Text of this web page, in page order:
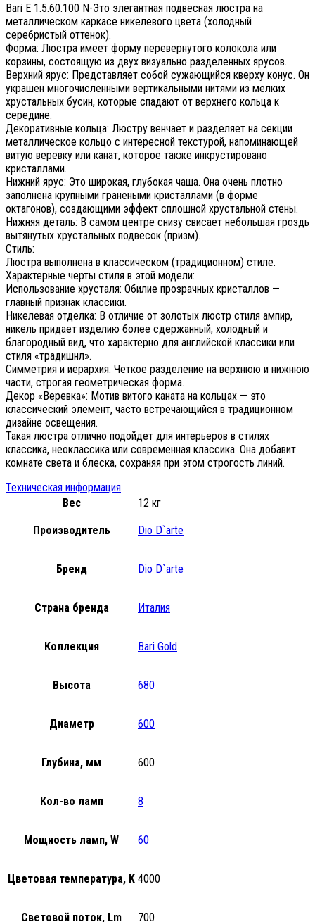
Bari E 1.5.60.100 N-Это элегантная подвесная люстра на
металлическом каркасе никелевого цвета (холодный
серебристый оттенок).
Форма: Люстра имеет форму перевернутого колокола или
корзины, состоящую из двух визуально разделенных ярусов.
Верхний ярус: Представляет собой сужающийся кверху конус. Он
украшен многочисленными вертикальными нитями из мелких
хрустальных бусин, которые спадают от верхнего кольца к
середине.
Декоративные кольца: Люстру венчает и разделяет на секции
металлическое кольцо с интересной текстурой, напоминающей
витую веревку или канат, которое также инкрустировано
кристаллами.
Нижний ярус: Это широкая, глубокая чаша. Она очень плотно
заполнена крупными гранеными кристаллами (в форме
октагонов), создающими эффект сплошной хрустальной стены.
Нижняя деталь: В самом центре снизу свисает небольшая гроздь
вытянутых хрустальных подвесок (призм).
Стиль:
Люстра выполнена в классическом (традиционном) стиле.
Характерные черты стиля в этой модели:
Использование хрусталя: Обилие прозрачных кристаллов —
главный признак классики.
Никелевая отделка: В отличие от золотых люстр стиля ампир,
никель придает изделию более сдержанный, холодный и
благородный вид, что характерно для английской классики или
стиля «традишнл».
Симметрия и иерархия: Четкое разделение на верхнюю и нижнюю
части, строгая геометрическая форма.
Декор «Веревка»: Мотив витого каната на кольцах — это
классический элемент, часто встречающийся в традиционном
дизайне освещения.
Такая люстра отлично подойдет для интерьеров в стилях
классика, неоклассика или современная классика. Она добавит
комнате света и блеска, сохраняя при этом строгость линий.
Техническая информация
Вес
12 кг
Производитель Dio D`arte
Бренд Dio D`arte
Страна бренда Италия
Коллекция Bari Gold
Высота 680
Диаметр 600
Глубина, мм 600
Кол-во ламп 8
Мощность ламп, W 60
Цветовая температура, K 4000
Световой поток, Lm 700